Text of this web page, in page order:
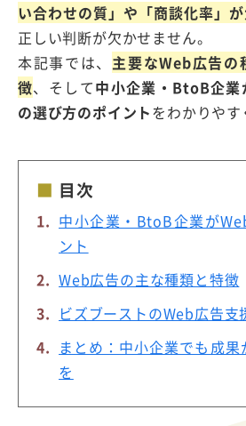
い合わせの質」や「商談化率」
正しい判断が欠かせません。
本記事では、 主要なWeb広告の
徴、そして中小企業・BtoB企業
の選び方のポイントをわかりやす
目次
中小企業・BtoB企業が
ント
Web広告の主な種類と特徴
ビズブーストのWeb広告支
まとめ：中小企業でも成
を